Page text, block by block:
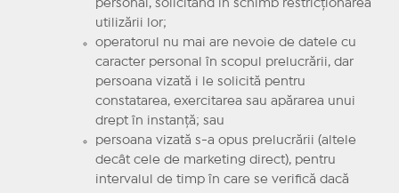
personal, solicitând în schimb restricţionarea
utilizării lor;
operatorul nu mai are nevoie de datele cu
caracter personal în scopul prelucrării, dar
persoana vizată i le solicită pentru
constatarea, exercitarea sau apărarea unui
drept în instanţă; sau
persoana vizată s-a opus prelucrării (altele
decât cele de marketing direct), pentru
intervalul de timp în care se verifică dacă